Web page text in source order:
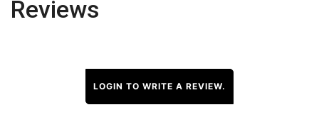
Reviews
LOGIN TO WRITE A REVIEW.